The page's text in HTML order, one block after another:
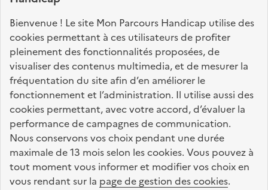
Bienvenue ! Le site Mon Parcours Handicap utilise des
cookies permettant à ces utilisateurs de profiter
pleinement des fonctionnalités proposées, de
visualiser des contenus multimedia, et de mesurer la
fréquentation du site afin d’en améliorer le
fonctionnement et l’administration. Il utilise aussi des
cookies permettant, avec votre accord, d’évaluer la
performance de campagnes de communication.
Nous conservons vos choix pendant une durée
maximale de 13 mois selon les cookies. Vous pouvez à
tout moment vous informer et modifier vos choix en
vous rendant sur la page de gestion des cookies.
Nos sites partenaires
info.gouv.fr service-public.fr legifrance.gouv.fr
data.gouv.fr
Nos partenaires
La Caisse des Dépôts
accompagne les parcours
de vie